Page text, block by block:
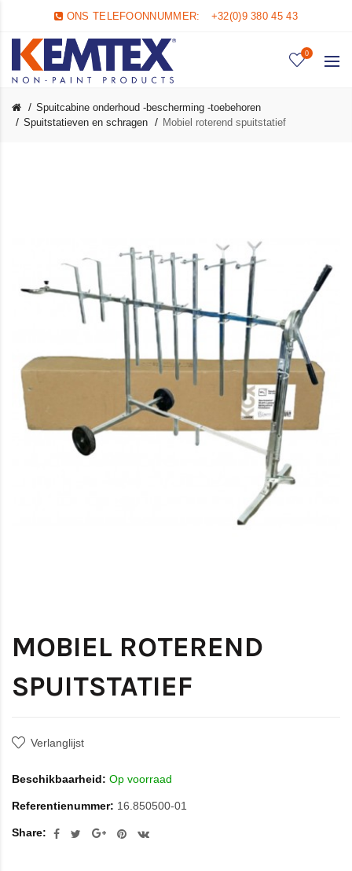
ONS TELEFOONNUMMER: +32(0)9 380 45 43
0
Spuitcabine onderhoud -bescherming -toebehoren
Spuitstatieven en schragen
Mobiel roterend spuitstatief
MOBIEL ROTEREND
SPUITSTATIEF
Verlanglijst
Beschikbaarheid: Op voorraad
Referentienummer: 16.850500-01
Share: